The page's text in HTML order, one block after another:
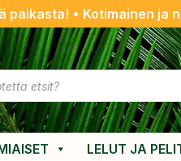
paikasta! • Kotimainen ja
LELUT JA